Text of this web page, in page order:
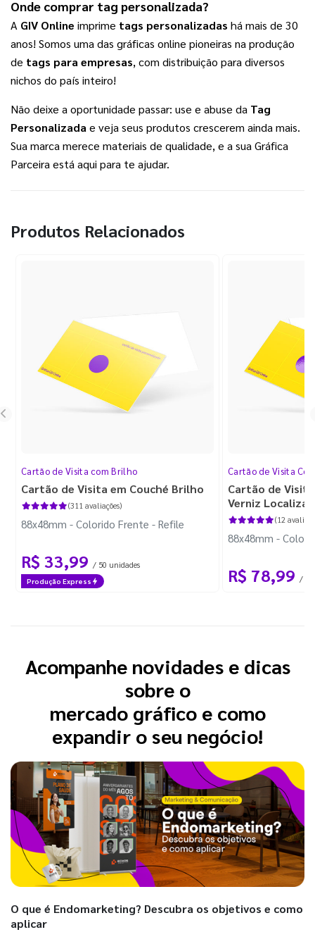
Onde comprar tag personalizada?
A GIV Online imprime tags personalizadas há mais de 30
anos! Somos uma das gráficas online pioneiras na produção
de tags para empresas, com distribuição para diversos
nichos do país inteiro!
Não deixe a oportunidade passar: use e abuse da Tag
Personalizada e veja seus produtos crescerem ainda mais.
Sua marca merece materiais de qualidade, e a sua Gráfica
Parceira está aqui para te ajudar.
Produtos Relacionados
Cartão de Visita com Brilho
Cartão de Visita em Couché Brilho
(311 avaliações)
88x48mm - Colorido Frente - Refile
R$ 33,99 / 50 unidades
Produção Express
Cartão de Visita
Cartão de
Verniz
(12
88x48mm -
R$ 78,99 /
Acompanhe novidades e dicas
sobre o
mercado gráfico e como
expandir o seu negócio!
O que é Endomarketing? Descubra os objetivos e como
aplicar